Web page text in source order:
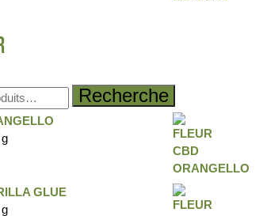
Recherche
GLUE